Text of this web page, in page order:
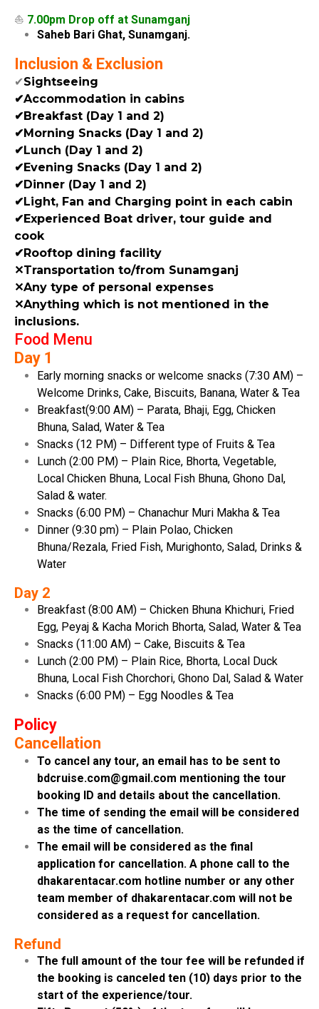
⛵ 7.00pm Drop off at Sunamganj
Saheb Bari Ghat, Sunamganj.
Inclusion & Exclusion
✔Sightseeing
✔Accommodation in cabins
✔Breakfast (Day 1 and 2)
✔Morning Snacks (Day 1 and 2)
✔Lunch (Day 1 and 2)
✔Evening Snacks (Day 1 and 2)
✔Dinner (Day 1 and 2)
✔Light, Fan and Charging point in each cabin
✔Experienced Boat driver, tour guide and
cook
✔Rooftop dining facility
✕Transportation to/from Sunamganj
✕Any type of personal expenses
✕Anything which is not mentioned in the
inclusions.
Food Menu
Day 1
Early morning snacks or welcome snacks (7:30 AM) –
Welcome Drinks, Cake, Biscuits, Banana, Water & Tea
Breakfast(9:00 AM) – Parata, Bhaji, Egg, Chicken
Bhuna, Salad, Water & Tea
Snacks (12 PM) – Different type of Fruits & Tea
Lunch (2:00 PM) – Plain Rice, Bhorta, Vegetable,
Local Chicken Bhuna, Local Fish Bhuna, Ghono Dal,
Salad & water.
Snacks (6:00 PM) – Chanachur Muri Makha & Tea
Dinner (9:30 pm) – Plain Polao, Chicken
Bhuna/Rezala, Fried Fish, Murighonto, Salad, Drinks &
Water
Day 2
Breakfast (8:00 AM) – Chicken Bhuna Khichuri, Fried
Egg, Peyaj & Kacha Morich Bhorta, Salad, Water & Tea
Snacks (11:00 AM) – Cake, Biscuits & Tea
Lunch (2:00 PM) – Plain Rice, Bhorta, Local Duck
Bhuna, Local Fish Chorchori, Ghono Dal, Salad & Water
Snacks (6:00 PM) – Egg Noodles & Tea
Policy
Cancellation
To cancel any tour, an email has to be sent to
bdcruise.com@gmail.com mentioning the tour
booking ID and details about the cancellation.
The time of sending the email will be considered
as the time of cancellation.
The email will be considered as the final
application for cancellation. A phone call to the
dhakarentacar.com hotline number or any other
team member of dhakarentacar.com will not be
considered as a request for cancellation.
Refund
The full amount of the tour fee will be refunded if
the booking is canceled ten (10) days prior to the
start of the experience/tour.